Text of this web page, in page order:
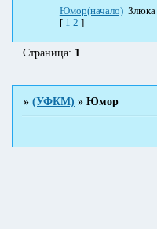
Юмор(начало) Злюка
[ 1 2 ]
Страница: 1
»(УФКМ) »Юмор